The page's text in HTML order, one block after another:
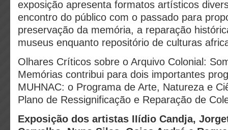
exposição apresenta formatos artísticos
encontro do público com o passado para
preservação da memória, a reparação
museus enquanto repositório de culturas
Olhares Críticos sobre o Arquivo Colonial:
Memórias contribui para dois importantes
MUHNAC: o Programa de Arte, Natureza e
Plano de Ressignificação e Reparação de
Exposição dos artistas IIídio Candja,